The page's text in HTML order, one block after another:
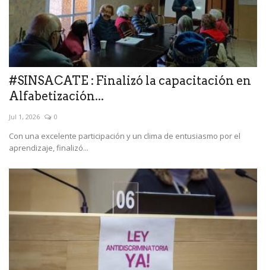
#SINSACATE : Finalizó la capacitación en
Alfabetización...
Jul 1, 2026 0
Con una excelente participación y un clima de entusiasmo por el
aprendizaje, finalizó...